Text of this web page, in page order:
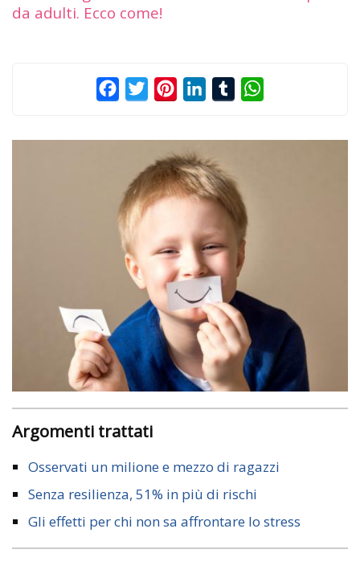
da adulti. Ecco come!
FacebookTwitterPinterestLinkedInTumblr
Argomenti trattati
Osservati un milione e mezzo di ragazzi
Senza resilienza, 51% in più di rischi
Gli effetti per chi non sa affrontare lo stress